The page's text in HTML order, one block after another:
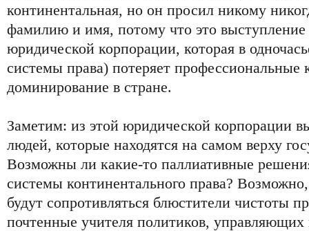
континентальная, но он просил никому
фамилию и имя, потому что это выступление
юридической корпорации, которая в
системы права) потеряет профессиональные
доминирование в стране.
Заметим: из этой юридической корпорации
людей, которые находятся на самом верху
Возможны ли какие-то паллиативные
системы континентального права?
будут сопротивляться блюстители чистоты
почтенные учителя политиков,